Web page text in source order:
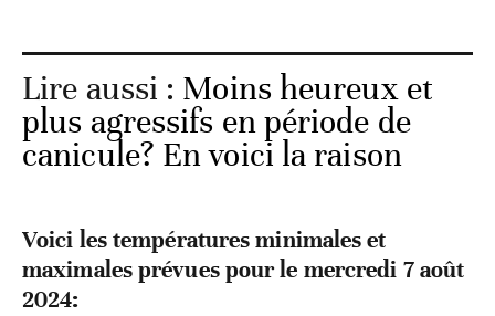
Lire aussi : Moins heureux et
plus agressifs en période de
canicule? En voici la raison
Voici les températures minimales et
maximales prévues pour le mercredi 7 août
2024: